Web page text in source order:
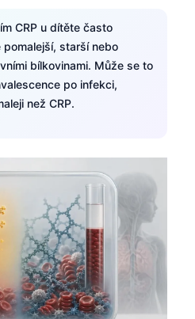
CRP u dítěte často
starší nebo
bílkovinami. Může se to
po infekci,
než CRP.